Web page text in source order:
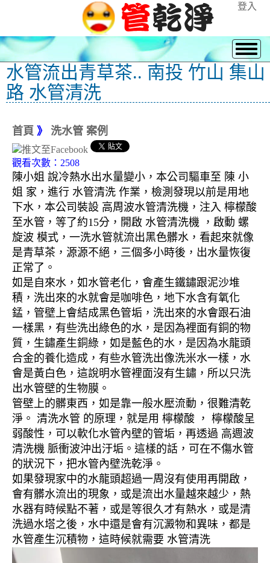
登入
水管流出青草茶.. 南投 竹山 集山
路 水管清洗
首頁 》 洗水管 案例
觀看次數：2508
陳小姐 說冷熱水出水量變小，本公司驅車至 陳 小
姐 家，進行 水管清洗 作業，檢測發現以前是用地
下水，本公司裝設 高周波水管清洗機，注入 檸檬酸
至水管，等了約15分，開啟 水管清洗機 ，啟動 螺
旋波 模式，一洗水管就流出黑色髒水，看起來就像
是青草茶，源源不絕，三個多小時後，出水量恢復
正常了。
如是自來水，如水管老化，會產生鐵鏽跟泥沙堆
積，洗出來的水就會是咖啡色，地下水含有氧化
錳，管壁上會結成黑色管垢，洗出來的水會跟石油
一樣黑，有些洗出綠色的水，是因為裡面有銅的物
質，生鏽產生銅綠，如是藍色的水，是因為水龍頭
合金的養化造成，有些水管洗出像洗米水一樣，水
會是黃白色，這說明水管裡面沒有生鏽，所以只洗
出水管壁的生物膜。
管壁上的髒東西，如是靠一般水壓流動，很難清乾
淨。 清洗水管 的原理，就是用 檸檬酸 ， 檸檬酸呈
弱酸性，可以軟化水管內壁的管垢，再透過 高週波
清洗機 脈衝波沖出汙垢。這樣的話，可在不傷水管
的狀況下，把水管內壁洗乾淨。
如果發現家中的水龍頭超過一周沒有使用再開啟，
會有髒水流出的現象，或是流出水量越來越少，熱
水器有時候點不著，或是等很久才有熱水，或是清
洗過水塔之後，水中還是會有沉澱物和異味，都是
水管產生沉積物，這時候就需要 水管清洗